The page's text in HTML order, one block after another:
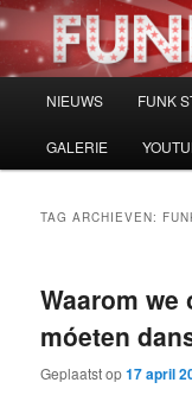
Spring
naar
Spring
naar
NIEUWS FUNK
GALERIE
TAG ARCHIEVEN:
Waarom we
móeten
Geplaatst op17 april